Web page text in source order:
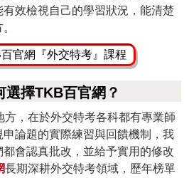
效檢視自己的學習狀況，能清楚
官網『外交特考』課程
選擇TKB百官網？
方，在於外交特考各科都有專業師
論題的實際練習與回饋機制，我
會認真批改，並給予實用的修改
長期深耕外交特考領域，歷年榜單